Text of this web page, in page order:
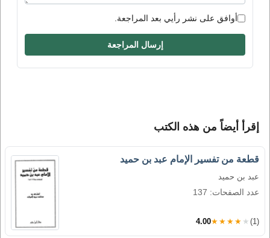
أوافق على نشر رأيي بعد المراجعة.
إرسال المراجعة
إقرأ أيضاً من هذه الكتب
قطعة من تفسير الإمام عبد بن حميد
عبد بن حميد
عدد الصفحات: 137
4.00★★★★★ (1)